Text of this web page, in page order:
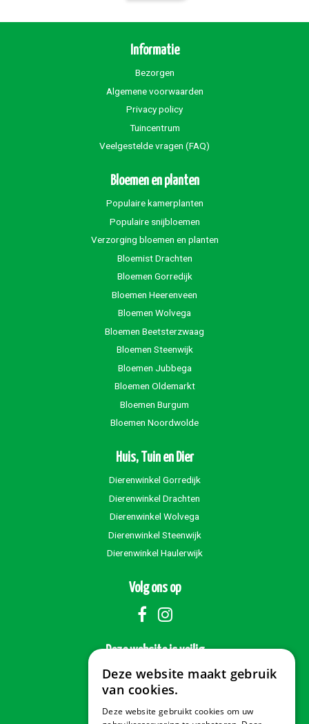
Informatie
Bezorgen
Algemene voorwaarden
Privacy policy
Tuincentrum
Veelgestelde vragen (FAQ)
Bloemen en planten
Populaire kamerplanten
Populaire snijbloemen
Verzorging bloemen en planten
Bloemist Drachten
Bloemen Gorredijk
Bloemen Heerenveen
Bloemen Wolvega
Bloemen Beetsterzwaag
Bloemen Steenwijk
Bloemen Jubbega
Bloemen Oldemarkt
Bloemen Burgum
Bloemen Noordwolde
Huis, Tuin en Dier
Dierenwinkel Gorredijk
Dierenwinkel Drachten
Dierenwinkel Wolvega
Dierenwinkel Steenwijk
Dierenwinkel Haulerwijk
Volg ons op
Deze website is veilig
Deze website maakt gebruik
van cookies.
Deze website gebruikt cookies om uw